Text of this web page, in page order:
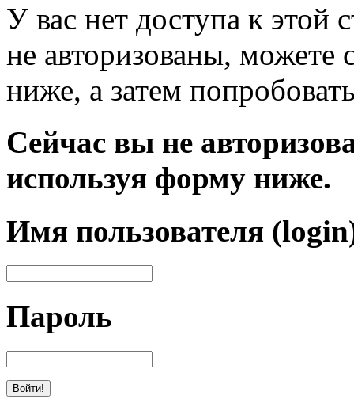
У вас нет доступа к
не авторизованы, можете
ниже, а затем
Сейчас вы не
используя форму ниже.
Имя пользователя
Пароль